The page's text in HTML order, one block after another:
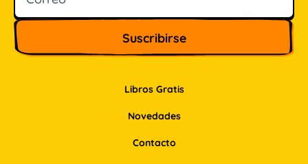
Libros Gratis
Novedades
Contacto